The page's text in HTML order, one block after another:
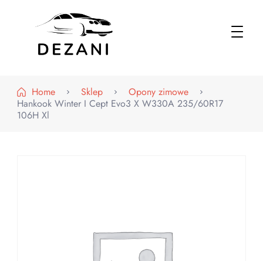
Home
Sklep
Opony zimowe
Hankook Winter I Cept Evo3 X W330A 235/60R17
106H Xl